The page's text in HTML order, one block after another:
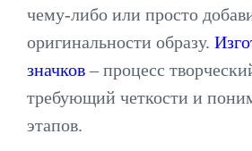
чему-либо или просто
оригинальности образу.
значков– процесс
требующий четкости и
этапов.